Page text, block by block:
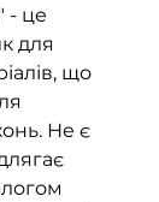
- це
для
що
Не є